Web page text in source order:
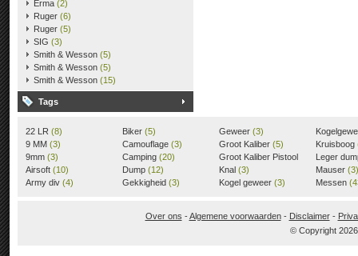
Erma (2)
Ruger (6)
Ruger (5)
SIG (3)
Smith & Wesson (5)
Smith & Wesson (5)
Smith & Wesson (15)
Tags
22 LR (8)
9 MM (3)
9mm (3)
Airsoft (10)
Army div (4)
Biker (5)
Camouflage (3)
Camping (20)
Dump (12)
Gekkigheid (3)
Geweer (3)
Groot Kaliber (5)
Groot Kaliber Pistool
(3)
Knal (3)
Kogel geweer (3)
Kruisboog
Leger
Mauser (3)
Messen
Over ons -Algemene voorwaarden- Disclaimer-
© Copyright